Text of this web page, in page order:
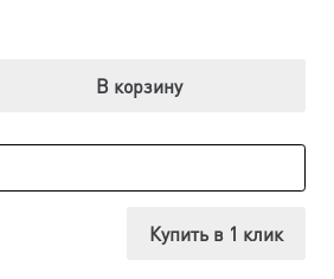
В корзину
Купить в 1 клик